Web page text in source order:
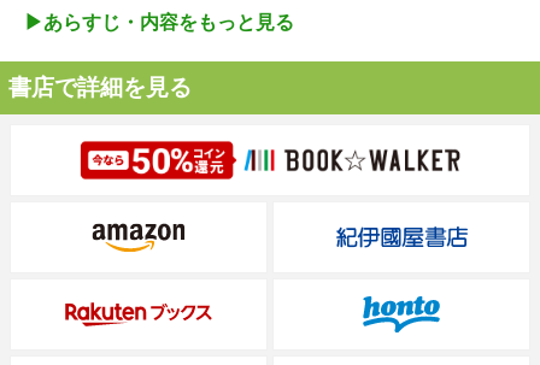
▶︎あらすじ・内容をもっと見る
書店で詳細を見る